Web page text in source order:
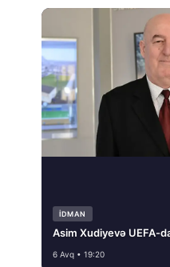
İDMAN
Asim Xudiyevə UEFA-
6 Avq • 19:20